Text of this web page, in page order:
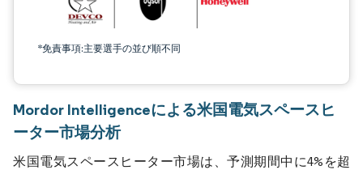
*免責事項:主要選手の並び順不同
Mordor Intelligenceによる米国電気スペースヒ
ーター市場分析
米国電気スペースヒーター市場は、予測期間中に4%を超